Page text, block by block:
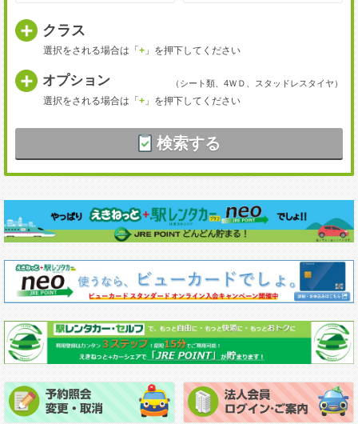
クラス
選択をされる場合は「+ 」を押下してください
オプション （シート類、4ＷＤ、スタッドレスタイヤ）
選択をされる場合は「+ 」を押下してください
検索する